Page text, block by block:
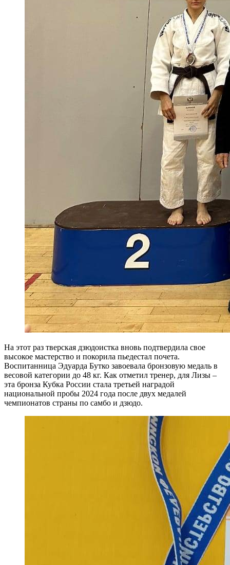
На этот раз тверская дзюдоистка вновь подтвердила свое
высокое мастерство и покорила пьедестал почета.
Воспитанница Эдуарда Бутко завоевала бронзовую медаль в
весовой категории до 48 кг. Как отметил тренер, для Лизы –
эта бронза Кубка России стала третьей наградой
национальной пробы 2024 года после двух медалей
чемпионатов страны по самбо и дзюдо.